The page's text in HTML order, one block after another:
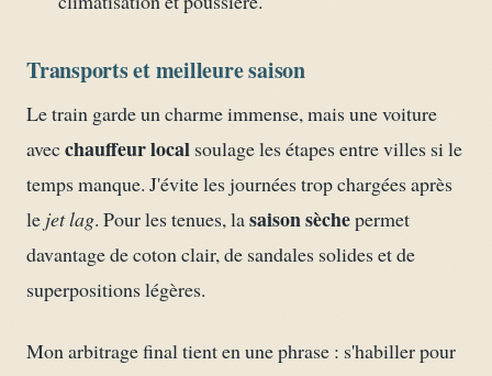
Transports et meilleure saison
Le train garde un charme immense, mais une voiture
avecchauffeur local soulage les étapes entre villes si le
temps manque. J'évite les journées trop chargées après
le jet lag. Pour les tenues, lasaison sèchepermet
davantage de coton clair, de sandales solides et de
superpositions légères.
Mon arbitrage final tient en une phrase : s'habiller pour